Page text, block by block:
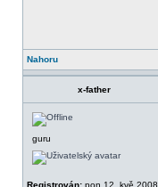
Nahoru
x-father
guru
Registrován: pon 12. kvě 2008